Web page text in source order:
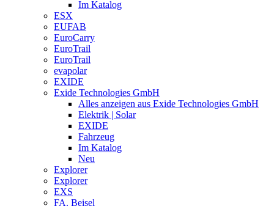
Im Katalog
ESX
EUFAB
EuroCarry
EuroTrail
EuroTrail
evapolar
EXIDE
Exide Technologies GmbH
Alles anzeigen aus Exide Technologies GmbH
Elektrik | Solar
EXIDE
Fahrzeug
Im Katalog
Neu
Explorer
Explorer
EXS
FA. Beisel